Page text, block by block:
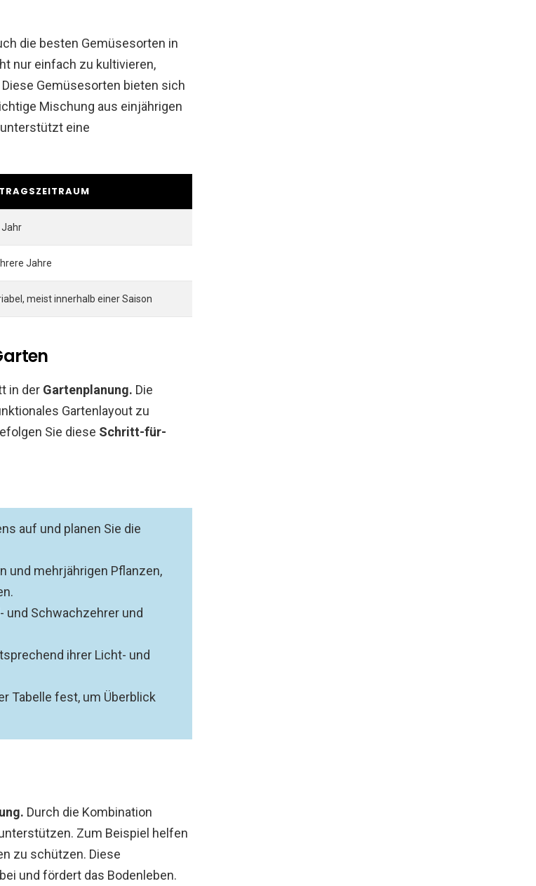
die besten Gemüsesorten in
nur einfach zu kultivieren,
Gemüsesorten bieten sich
Mischung aus einjährigen
eine
Jahr
Jahre
meist innerhalb einer Saison
in der Gartenplanung. Die
Gartenlayout zu
Sie diese Schritt-für-
auf und planen Sie die
und mehrjährigen Pflanzen,
und Schwachzehrer und
ihrer Licht- und
Tabelle fest, um Überblick
Durch die Kombination
Zum Beispiel helfen
zu schützen. Diese
und fördert das Bodenleben.